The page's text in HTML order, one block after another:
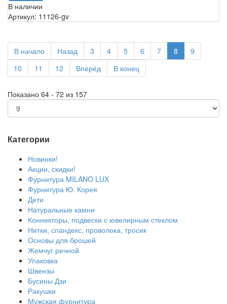
В наличии
Артикул: 11126-gv
В начало Назад 3 4 5 6 7 8
9
10
11 12 Вперёд В конец
Показано 64 - 72 из 157
Категории
Новинки!
Акции, скидки!
Фурнитура MILANO LUX
Фурнитура Ю. Корея
Дети
Натуральные камни
Коннекторы, подвески с ювелирным стеклом
Нитки, спандекс, проволока, тросик
Основы для брошей
Жемчуг речной
Упаковка
Швензы
Бусины Дзи
Ракушки
Мужская фурнитура